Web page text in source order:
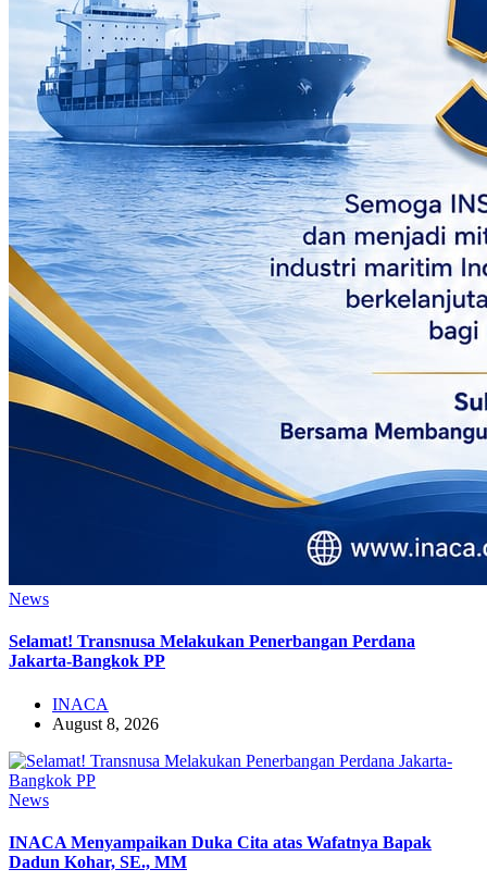
News
Selamat! Transnusa Melakukan Penerbangan Perdana
Jakarta-Bangkok PP
INACA
August 8, 2026
News
INACA Menyampaikan Duka Cita atas Wafatnya Bapak
Dadun Kohar, SE., MM